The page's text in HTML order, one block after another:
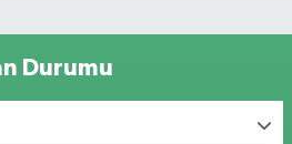
Durumu